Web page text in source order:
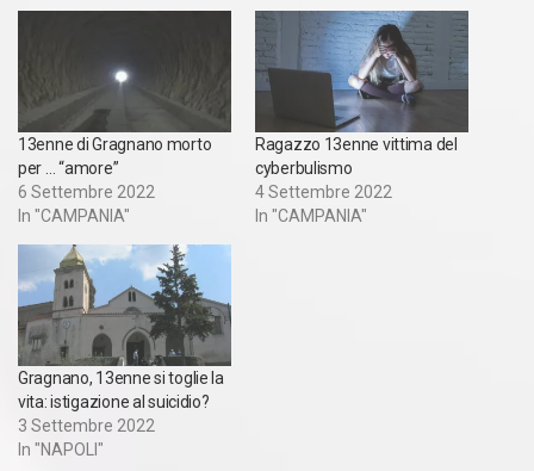
13enne di Gragnano morto
per … “amore”
6 Settembre 2022
In "CAMPANIA"
Ragazzo 13enne vittima del
cyberbulismo
4 Settembre 2022
In "CAMPANIA"
Gragnano, 13enne si toglie la
vita: istigazione al suicidio?
3 Settembre 2022
In "NAPOLI"